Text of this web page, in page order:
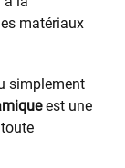
matériaux
simplement
est une